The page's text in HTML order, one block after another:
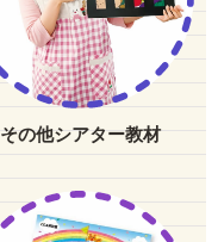
その他シアター教材